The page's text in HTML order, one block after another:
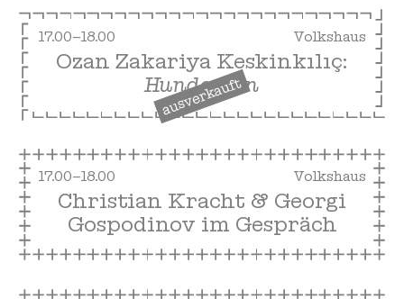
17.00–18.00 Volkshaus
ausverkauft
Ozan Zakariya Keskinkılıç:
Hundesohn
17.00–18.00 Volkshaus
Christian Kracht & Georgi
Gospodinov im Gespräch